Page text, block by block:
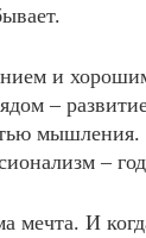
и
–
–
И